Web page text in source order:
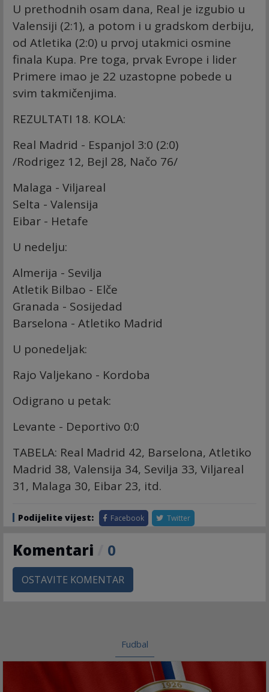
U prethodnih osam dana, Real je izgubio u
Valensiji (2:1), a potom i u gradskom derbiju,
od Atletika (2:0) u prvoj utakmici osmine
finala Kupa. Pre toga, prvak Evrope i lider
Primere imao je 22 uzastopne pobede u
svim takmičenjima.
REZULTATI 18. KOLA:
Real Madrid - Espanjol 3:0 (2:0)
/Rodrigez 12, Bejl 28, Načo 76/
Malaga - Viljareal
Selta - Valensija
Eibar - Hetafe
U nedelju:
Almerija - Sevilja
Atletik Bilbao - Elče
Granada - Sosijedad
Barselona - Atletiko Madrid
U ponedeljak:
Rajo Valjekano - Kordoba
Odigrano u petak:
Levante - Deportivo 0:0
TABELA: Real Madrid 42, Barselona, Atletiko
Madrid 38, Valensija 34, Sevilja 33, Viljareal
31, Malaga 30, Eibar 23, itd.
Podijelite vijest: Facebook Twitter
Komentari 0
OSTAVITE KOMENTAR
Fudbal